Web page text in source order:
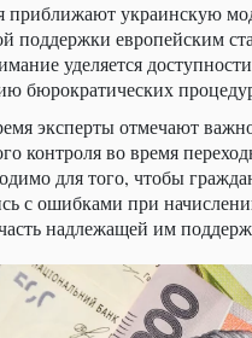
приближают украинскую
поддержки европейским
уделяется
бюрократических
эксперты отмечают
контроля во время
для того, чтобы
с ошибками при
надлежащей им